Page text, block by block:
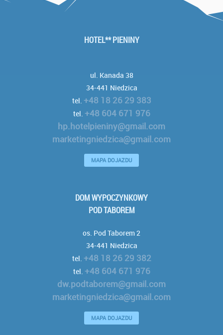
HOTEL** PIENINY
ul. Kanada 38
34-441 Niedzica
tel. +48 18 26 29 383
tel. +48 604 671 976
hp.hotelpieniny@gmail.com
marketingniedzica@gmail.com
MAPA DOJAZDU
DOM WYPOCZYNKOWY
POD TABOREM
os. Pod Taborem 2
34-441 Niedzica
tel. +48 18 26 29 382
tel. +48 604 671 976
dw.podtaborem@gmail.com
marketingniedzica@gmail.com
MAPA DOJAZDU